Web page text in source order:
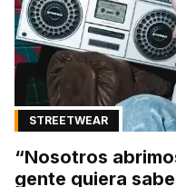
STREETWEAR
“Nosotros
gente quiera